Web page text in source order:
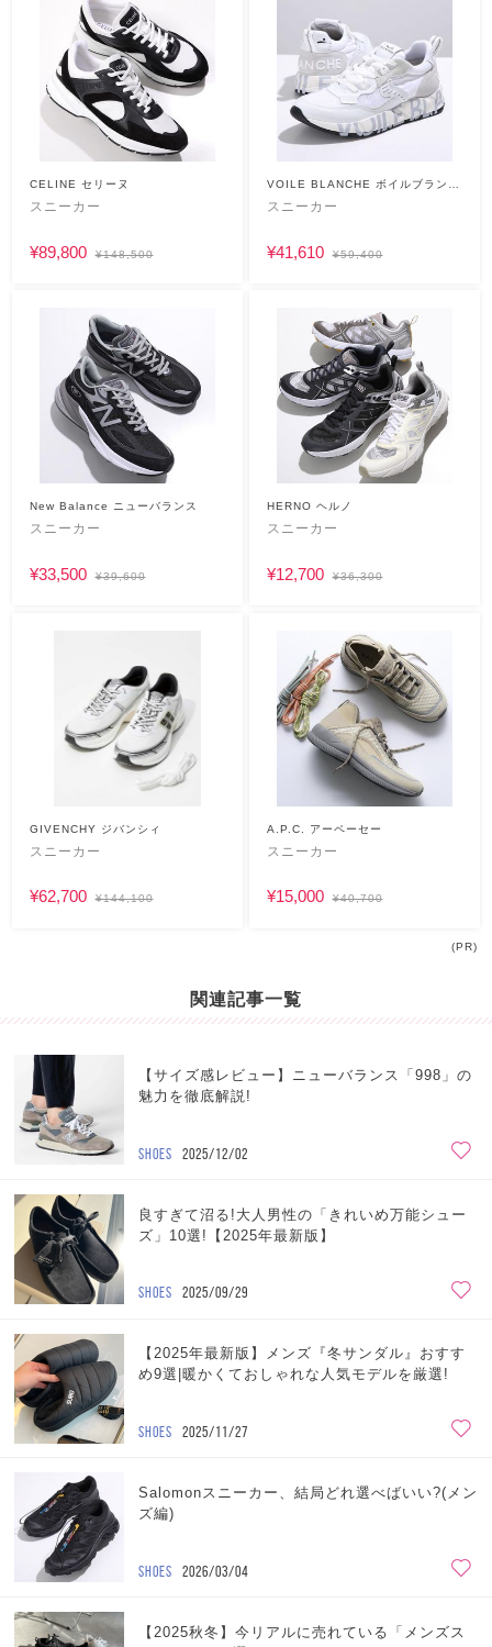
CELINE セリーヌ
スニーカー
¥89,800 ¥148,500
VOILE BLANCHE ボイルブランシ
ェ
スニーカー
¥41,610 ¥59,400
New Balance ニューバランス
スニーカー
¥33,500 ¥39,600
HERNO ヘルノ
スニーカー
¥12,700 ¥36,300
GIVENCHY ジバンシィ
スニーカー
¥62,700 ¥144,100
A.P.C. アーペーセー
スニーカー
¥15,000 ¥40,700
(PR)
関連記事一覧
【サイズ感レビュー】ニューバランス「998」の
魅力を徹底解説!
SHOES 2025/12/02
良すぎて沼る!大人男性の「きれいめ万能シュー
ズ」10選!【2025年最新版】
SHOES 2025/09/29
【2025年最新版】メンズ『冬サンダル』おすす
め9選|暖かくておしゃれな人気モデルを厳選!
SHOES 2025/11/27
Salomonスニーカー、結局どれ選べばいい?(メン
ズ編)
SHOES 2026/03/04
【2025秋冬】今リアルに売れている「メンズス